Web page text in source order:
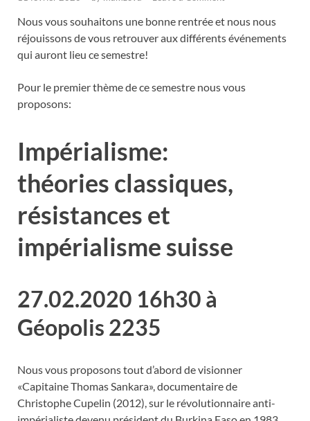
Nous vous souhaitons une bonne rentrée et nous nous
réjouissons de vous retrouver aux différents événements
qui auront lieu ce semestre!
Pour le premier thème de ce semestre nous vous
proposons:
Impérialisme:
théories classiques,
résistances et
impérialisme suisse
27.02.2020 16h30 à
Géopolis 2235
Nous vous proposons tout d’abord de visionner
«Capitaine Thomas Sankara», documentaire de
Christophe Cupelin (2012), sur le révolutionnaire anti-